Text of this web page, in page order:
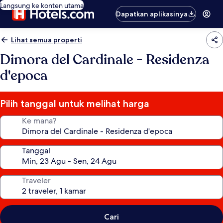
Langsung ke konten utama
Dapatkan aplikasinya
Lihat semua properti
Dimora del Cardinale - Residenza
d'epoca
Pilih tanggal untuk melihat harga
Ke mana?
Tanggal
Traveler
Cari